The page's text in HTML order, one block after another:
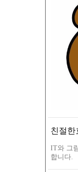
친절한
IT와 그
합니다.